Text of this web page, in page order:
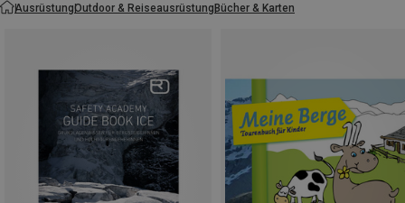
AusrüstungOutdoor & ReiseausrüstungBücher & Karten